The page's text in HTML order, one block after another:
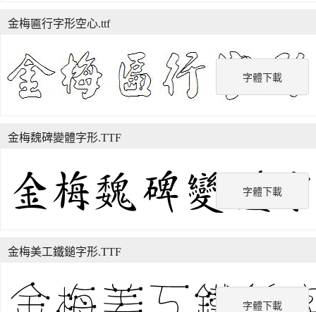
字體下載
金梅匾行字形空心.ttf
字體下載
金梅魏碑變體字形.TTF
字體下載
金梅美工鐵鎚字形.TTF